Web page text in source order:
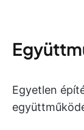
Egyetlen